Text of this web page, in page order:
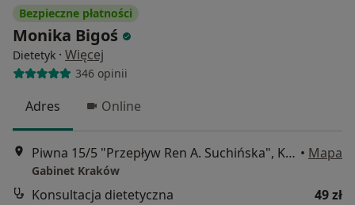
Bezpieczne płatności
Monika Bigoś
Dietetyk · Więcej
346 opinii
Adres Online
Piwna 15/5 "Przepływ Ren A. Suchińska", Kraków • Mapa
Gabinet Kraków
Konsultacja dietetyczna
49 zł